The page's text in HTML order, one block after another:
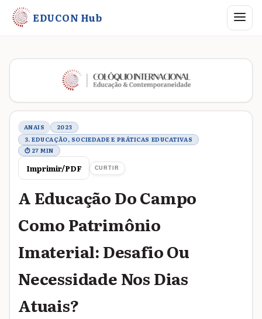
EDUCON Hub Abrir
Metadados do trabalho
ANAIS
2023
3. EDUCAÇÃO, SOCIEDADE E PRÁTICAS EDUCATIVAS
⏱ 27 MIN
Imprimir/PDF CURTIR
A Educação Do Campo
Como Patrimônio
Imaterial: Desafio Ou
Necessidade Nos Dias
Atuais?